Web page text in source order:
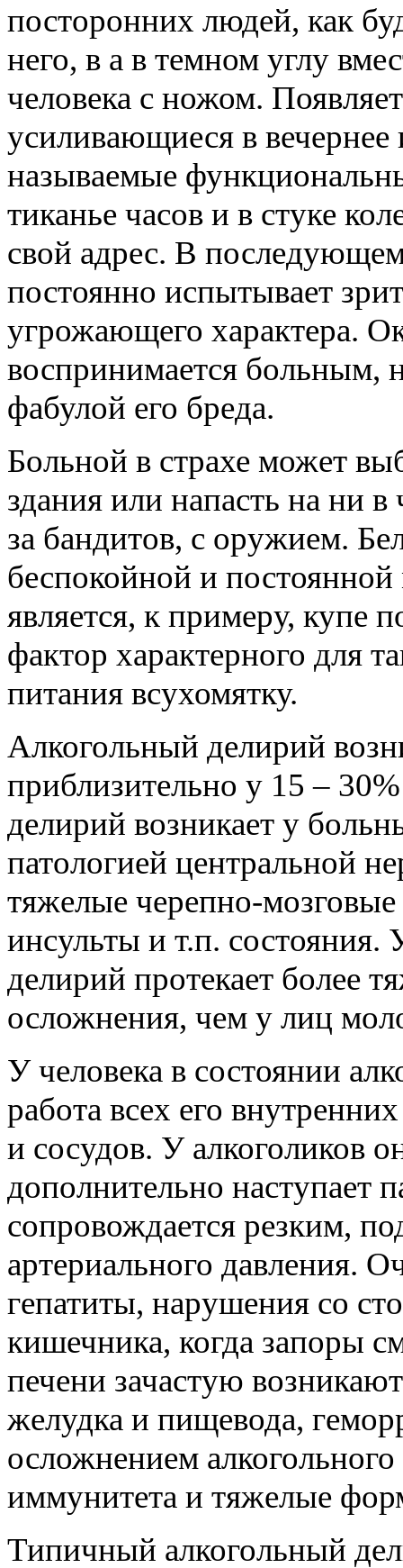
посторонних людей, как
него, в а в темном углу
человека с ножом.
усиливающиеся в
называемые
тиканье часов и в стуке
свой адрес. В
постоянно испытывает
угрожающего характера.
воспринимается больным,
фабулой его бреда.
Больной в страхе может
здания или напасть на ни
за бандитов, с оружием.
беспокойной и
является, к примеру, купе
фактор характерного для
питания всухомятку.
Алкогольный делирий
приблизительно у 15 –
делирий возникает у
патологией центральной
тяжелые черепно-
инсульты и т.п.
делирий протекает более
осложнения, чем у лиц
У человека в состоянии
работа всех его
и сосудов. У алкоголиков
дополнительно наступает
сопровождается резким,
артериального давления.
гепатиты, нарушения со
кишечника, когда запоры
печени зачастую
желудка и пищевода,
осложнением
иммунитета и тяжелые
Типичный алкогольный